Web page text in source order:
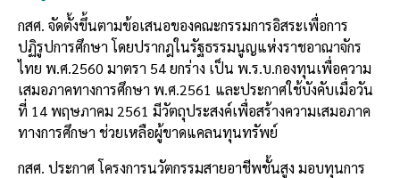
กสศ. จัดตั้งขึ้นตามข้อเสนอของคณะกรรมการอิสระเพื่อการ
ปฏิรูปการศึกษา โดยปรากฎในรัฐธรรมนูญแห่งราชอาณาจักร
ไทย พ.ศ.2560 มาตรา 54 ยกร่าง เป็น พ.ร.บ.กองทุนเพื่อความ
เสมอภาคทางการศึกษา พ.ศ.2561 และประกาศใช้บังคับเมื่อวัน
ที่ 14 พฤษภาคม 2561 มีวัตถุประสงค์เพื่อสร้างความเสมอภาค
ทางการศึกษา ช่วยเหลือผู้ขาดแคลนทุนทรัพย์
กสศ. ประกาศ โครงการนวัตกรรมสายอาชีพชั้นสูง มอบทุนการ